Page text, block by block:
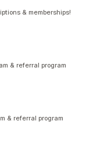
& memberships!
& referral program
& referral program